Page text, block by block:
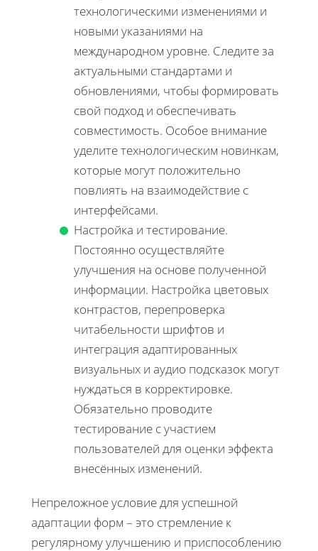
технологическими изменениями и
новыми указаниями на
международном уровне. Следите за
актуальными стандартами и
обновлениями, чтобы формировать
свой подход и обеспечивать
совместимость. Особое внимание
уделите технологическим новинкам,
которые могут положительно
повлиять на взаимодействие с
интерфейсами.
Настройка и тестирование.
Постоянно осуществляйте
улучшения на основе полученной
информации. Настройка цветовых
контрастов, перепроверка
читабельности шрифтов и
интеграция адаптированных
визуальных и аудио подсказок могут
нуждаться в корректировке.
Обязательно проводите
тестирование с участием
пользователей для оценки эффекта
внесённых изменений.
Непреложное условие для успешной
адаптации форм – это стремление к
регулярному улучшению и приспособлению